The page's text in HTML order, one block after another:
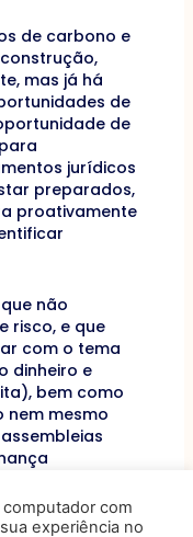
de carbono e
mas já há
de
de
jurídicos
preparados,
proativamente
não
risco, e que
com o tema
dinheiro e
bem como
mesmo
diretoria, e
e
com
experiência no